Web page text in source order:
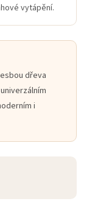
vytápění.
dřeva
i